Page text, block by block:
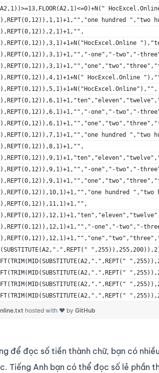
hundred
one","-two","-
one","-two","-
hundred
one","-two","-
hundred
one","-
hosted with ❤ by GitHub
để đọc số tiền thành chữ, bạn có
Tiếng Anh bạn có thể đọc số lẻ phần